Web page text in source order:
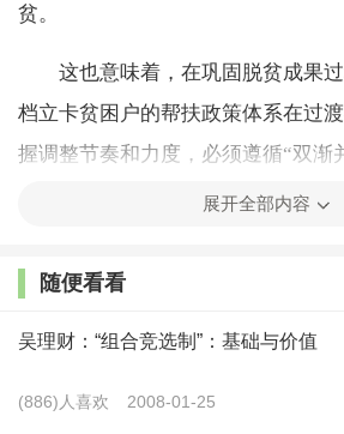
贫。
这也意味着，在巩固脱贫成果
档立卡贫困户的帮扶政策体系在过
握调整节奏和力度，必须遵循“双渐
出，即“渐退”。对于收入水平较高、
强的脱贫稳定户而言，特惠帮扶政
脱贫不稳定户，特惠帮扶政策的退
展开全部内容
随便看看
吴理财：“组合竞选制”：基础与价值
(886)人喜欢 2008-01-25